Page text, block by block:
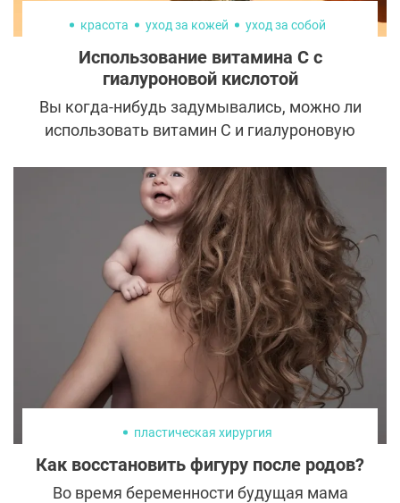
красота уход за кожей уход за собой
Использование витамина С с
гиалуроновой кислотой
Вы когда-нибудь задумывались, можно ли
использовать витамин С и гиалуроновую
том, что если вы хотите сохранить
здоровый, увлажненный и молодой вид
лица, вам следует подумать о включении
дуэта этих ингредиентов в свою бьюти-
рутину как можно скорее.
пластическая хирургия
Как восстановить фигуру после родов?
Во время беременности будущая мама